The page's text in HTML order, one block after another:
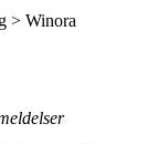
> Winora